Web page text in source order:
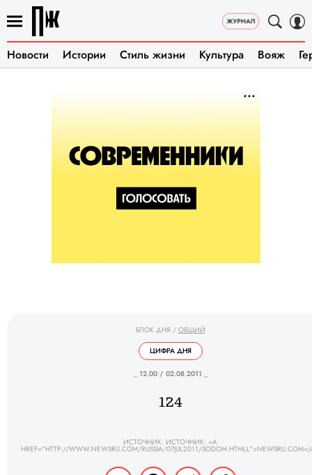
Новости Истории Стиль жизни Культура Вояж
БЛОК ДНЯ / ОБЩИЙ
ЦИФРА ДНЯ
_ 12.00 / 02.08.2011 _
124
ИСТОЧНИК: ИСТОЧНИК: <A
HREF="HTTP://WWW.NEWSRU.COM/RUSSIA/07JUL2011/